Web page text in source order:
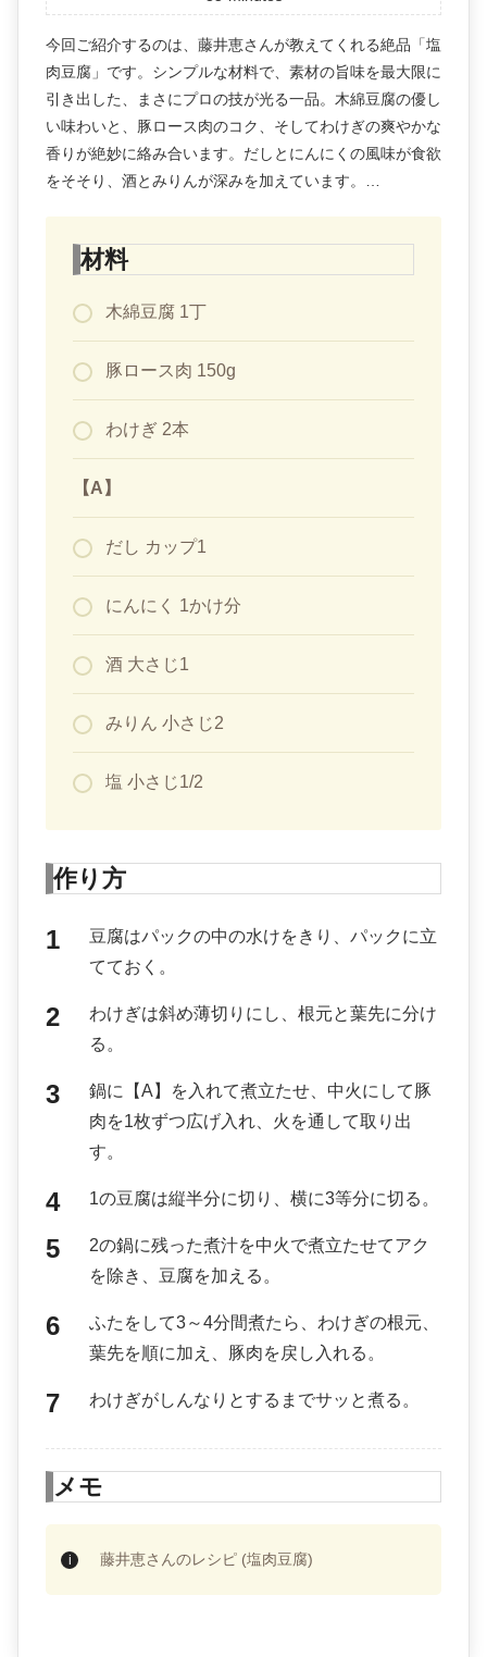
今回ご紹介するのは、藤井恵さんが教えてくれる絶品「塩
肉豆腐」です。シンプルな材料で、素材の旨味を最大限に
引き出した、まさにプロの技が光る一品。木綿豆腐の優し
い味わいと、豚ロース肉のコク、そしてわけぎの爽やかな
香りが絶妙に絡み合います。だしとにんにくの風味が食欲
をそそり、酒とみりんが深みを加えています。…
材料
木綿豆腐 1丁
豚ロース肉 150g
わけぎ 2本
【A】
だし カップ1
にんにく 1かけ分
酒 大さじ1
みりん 小さじ2
塩 小さじ1/2
作り方
豆腐はパックの中の水けをきり、パックに立
てておく。
わけぎは斜め薄切りにし、根元と葉先に分け
る。
鍋に【A】を入れて煮立たせ、中火にして豚
肉を1枚ずつ広げ入れ、火を通して取り出
す。
1の豆腐は縦半分に切り、横に3等分に切る。
2の鍋に残った煮汁を中火で煮立たせてアク
を除き、豆腐を加える。
ふたをして3～4分間煮たら、わけぎの根元、
葉先を順に加え、豚肉を戻し入れる。
わけぎがしんなりとするまでサッと煮る。
メモ
藤井恵さんのレシピ (塩肉豆腐)